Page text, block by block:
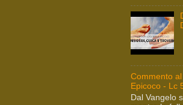
Commento
Epicoco - Lc
Dal Vangelo